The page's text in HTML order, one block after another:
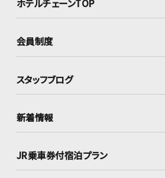
ホテルチェーンTOP
会員制度
スタッフブログ
新着情報
JR乗車券付宿泊プラン